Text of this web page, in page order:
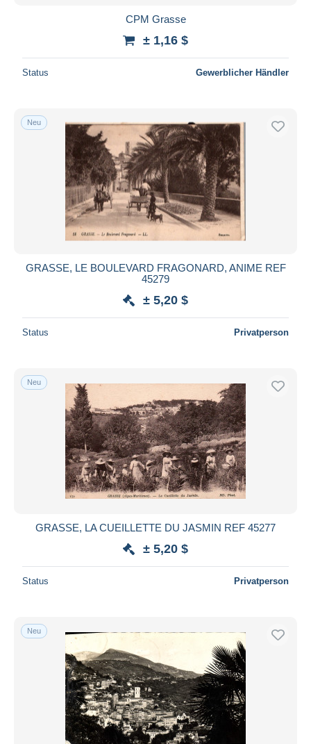
CPM Grasse
± 1,16 $
Status Gewerblicher Händler
Neu
GRASSE, LE BOULEVARD FRAGONARD, ANIME REF
45279
± 5,20 $
Status Privatperson
Neu
GRASSE, LA CUEILLETTE DU JASMIN REF 45277
± 5,20 $
Status Privatperson
Neu